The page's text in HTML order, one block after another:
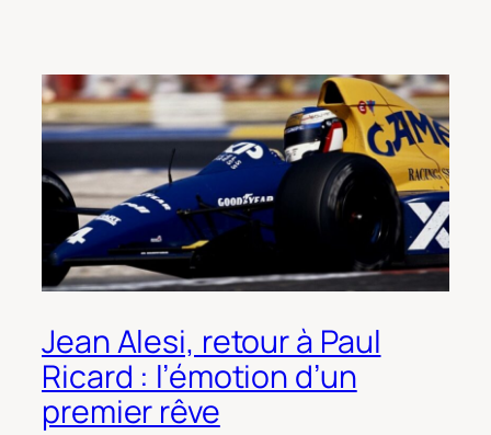
Jean Alesi, retour à Paul
Ricard : l’émotion d’un
premier rêve